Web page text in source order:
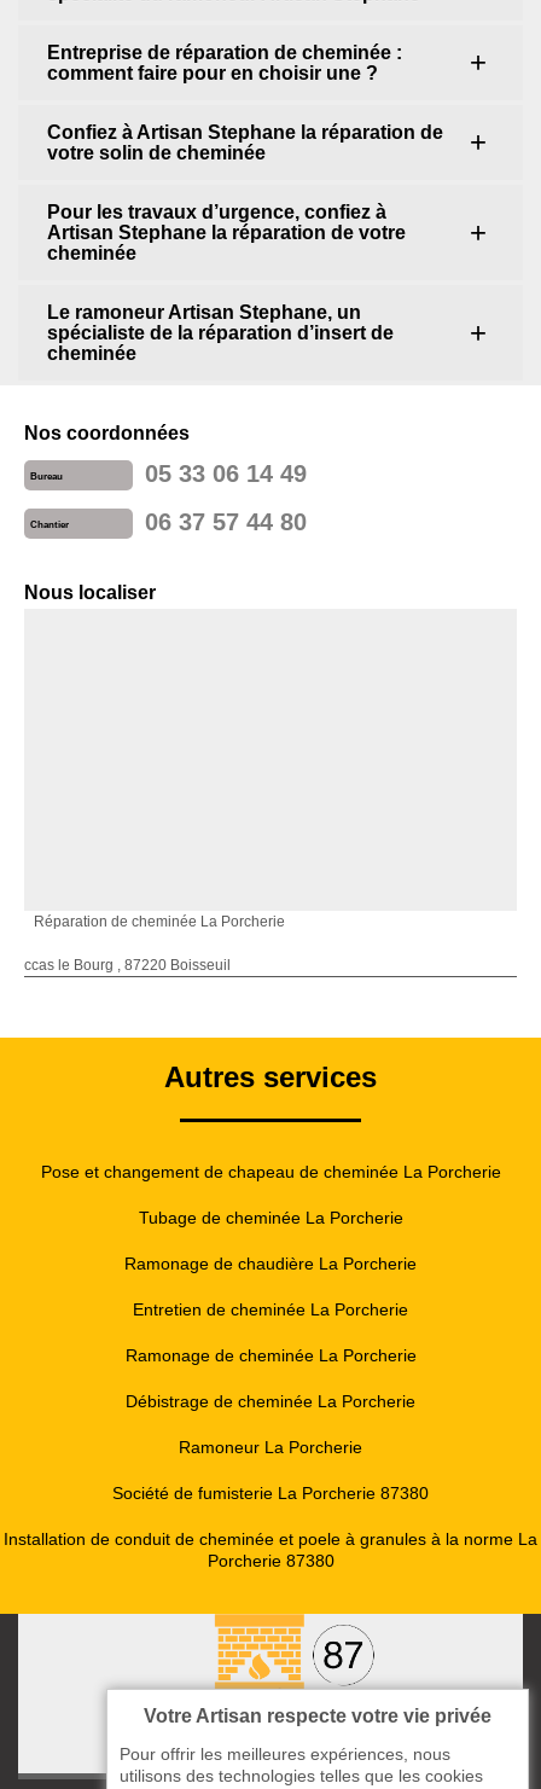
Entreprise de réparation de cheminée :
comment faire pour en choisir une ?
Confiez à Artisan Stephane la réparation de
votre solin de cheminée
Pour les travaux d’urgence, confiez à
Artisan Stephane la réparation de votre
cheminée
Le ramoneur Artisan Stephane, un
spécialiste de la réparation d’insert de
cheminée
Nos coordonnées
Bureau 05 33 06 14 49
Chantier 06 37 57 44 80
Nous localiser
Réparation de cheminée La Porcherie
ccas le Bourg , 87220 Boisseuil
Autres services
Pose et changement de chapeau de cheminée La Porcherie
Tubage de cheminée La Porcherie
Ramonage de chaudière La Porcherie
Entretien de cheminée La Porcherie
Ramonage de cheminée La Porcherie
Débistrage de cheminée La Porcherie
Ramoneur La Porcherie
Société de fumisterie La Porcherie 87380
Installation de conduit de cheminée et poele à granules à la norme La
Porcherie 87380
Votre Artisan respecte votre vie privée
Pour offrir les meilleures expériences, nous
utilisons des technologies telles que les cookies